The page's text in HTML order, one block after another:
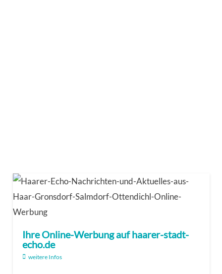
Ihre Online-Werbung auf haarer-stadt-
echo.de
weitere Infos